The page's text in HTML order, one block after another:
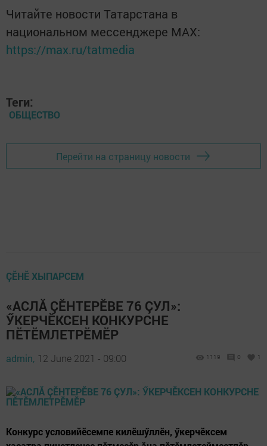
Читайте новости Татарстана в
национальном мессенджере MАХ:
https://max.ru/tatmedia
Теги:
ОБЩЕСТВО
Перейти на страницу новости
ÇӖНӖ ХЫПАРСЕМ
«АСЛĂ ÇӖНТЕРӖВЕ 76 ÇУЛ»:
ӲКЕРЧӖКСЕН КОНКУРСНЕ
ПӖТӖМЛЕТРӖМӖР
admin, 12 June 2021 - 09:00 1119 0 1
Конкурс условийӗсемпе килӗшӳллӗн, ӳкерчӗксем